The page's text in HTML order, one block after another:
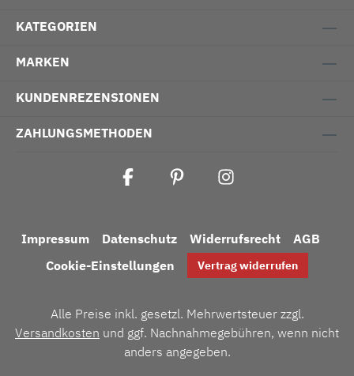
KATEGORIEN
MARKEN
KUNDENREZENSIONEN
ZAHLUNGSMETHODEN
Impressum Datenschutz Widerrufsrecht
AGB
Cookie-Einstellungen
Vertrag widerrufen
Alle Preise inkl. gesetzl. Mehrwertsteuer zzgl.
Versandkosten und ggf. Nachnahmegebühren, wenn nicht
anders angegeben.